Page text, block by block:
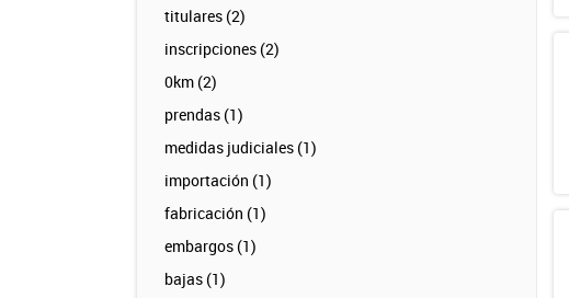
titulares (2)
inscripciones (2)
0km (2)
prendas (1)
medidas judiciales (1)
importación (1)
fabricación (1)
embargos (1)
bajas (1)